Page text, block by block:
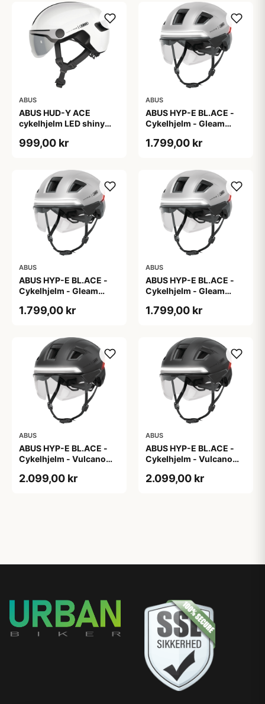
ABUS
ABUS HUD-Y ACE
cykelhjelm LED shiny
999,00 kr
ABUS
ABUS HYP-E BL.ACE -
Cykelhjelm - Gleam
1.799,00 kr
ABUS
ABUS HYP-E BL.ACE -
Cykelhjelm - Gleam
1.799,00 kr
ABUS
ABUS HYP-E BL.ACE -
Cykelhjelm - Gleam
1.799,00 kr
ABUS
ABUS HYP-E BL.ACE -
Cykelhjelm - Vulcano
2.099,00 kr
ABUS
ABUS HYP-E BL.ACE -
Cykelhjelm - Vulcano
2.099,00 kr